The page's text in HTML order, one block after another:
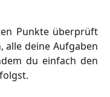
Punkte überprüft
alle deine Aufgaben
du einfach den